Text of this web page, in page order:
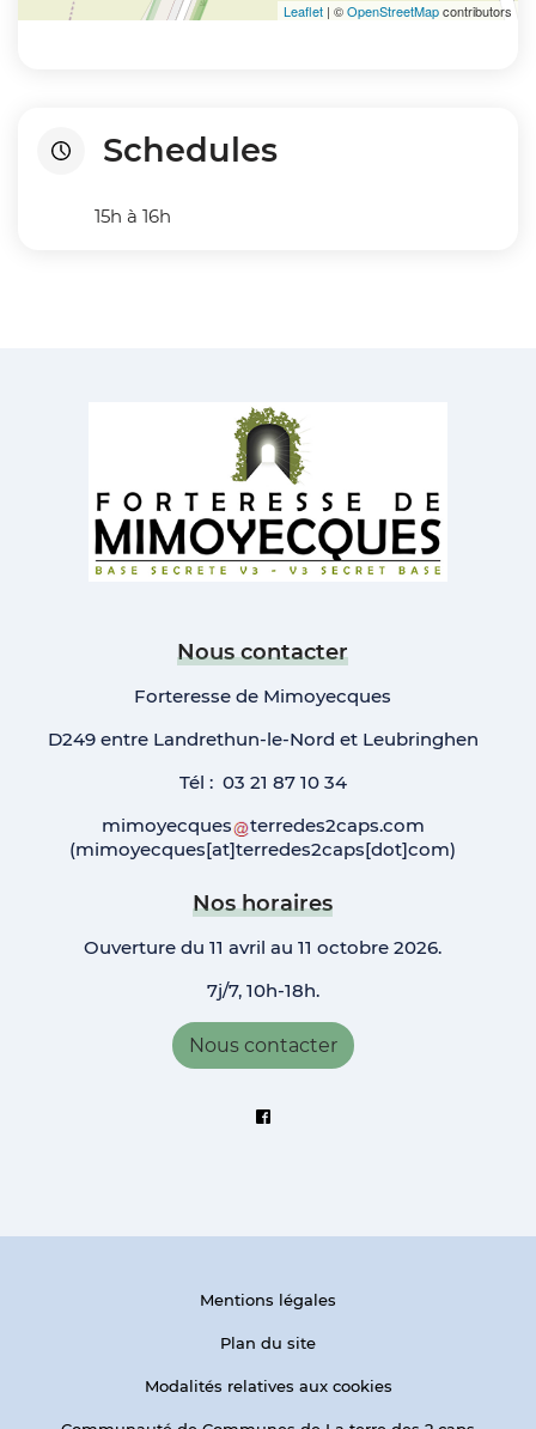
Leaflet | ©OpenStreetMapcontributors
Schedules
15h à 16h
Nous contacter
Forteresse de Mimoyecques
D249 entre Landrethun-le-Nord et Leubringhen
Tél : 03 21 87 10 34
mimoyecques
terredes2caps.com
(mimoyecques[at]terredes2caps[dot]com)
Nos horaires
Ouverture du 11 avril au 11 octobre 2026.
7j/7, 10h-18h.
Nous contacter
Mentions légales
Plan du site
Modalités relatives aux cookies